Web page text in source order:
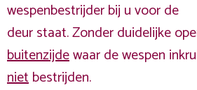
wespenbestrijder bij u voor de
deur staat. Zonder duidelijke
buitenzijdewaar de wespen
nietbestrijden.